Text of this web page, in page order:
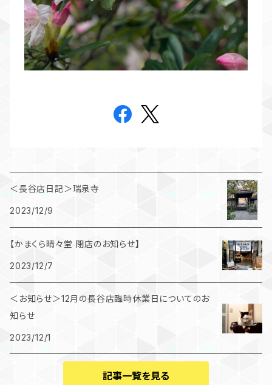
＜長谷店日記＞瑞泉寺
2023/12/9
【かまくら晴々堂 閉店のお知らせ】
2023/12/7
＜お知らせ＞12月の長谷店臨時休業日についてのお
知らせ
2023/12/1
記事一覧を見る